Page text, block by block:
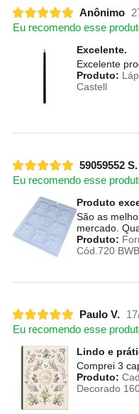
Anônimo
Eu recomendo esse
Excelente.
Excelente
Produto:
Castell
59059552 S.
Eu recomendo esse
Produto
São as
mercado.
Produto:
Cód.720 BWB
Paulo V.
Eu recomendo esse
Lindo e
Comprei 3
Produto:
Decorado